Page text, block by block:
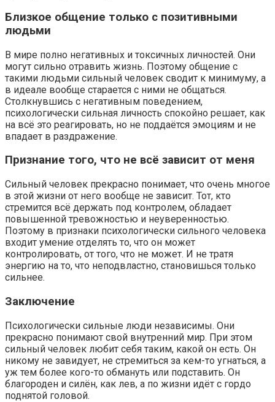
Близкое общение только с позитивными
людьми
В мире полно негативных и токсичных личностей. Они
могут сильно отравить жизнь. Поэтому общение с
такими людьми сильный человек сводит к минимуму, а
в идеале вообще старается с ними не общаться.
Столкнувшись с негативным поведением,
психологически сильная личность спокойно решает, как
на всё это реагировать, но не поддаётся эмоциям и не
впадает в раздражение.
Признание того, что не всё зависит от меня
Сильный человек прекрасно понимает, что очень многое
в этой жизни от него вообще не зависит. Тот, кто
стремится всё держать под контролем, обладает
повышенной тревожностью и неуверенностью.
Поэтому в признаки психологически сильного человека
входит умение отделять то, что он может
контролировать, от того, что не может. И не тратя
энергию на то, что неподвластно, становишься только
сильнее.
Заключение
Психологически сильные люди независимы. Они
прекрасно понимают свой внутренний мир. При этом
сильный человек любит себя таким, какой он есть. Он
никому не завидует, не стремиться за кем-то угнаться, а
уж тем более кого-то обмануть или подставить. Он
благороден и силён, как лев, а по жизни идёт с гордо
поднятой головой.